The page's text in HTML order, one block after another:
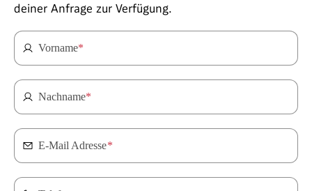
deiner Anfrage zur Verfügung.
Vorname*
Nachname*
E-Mail Adresse*